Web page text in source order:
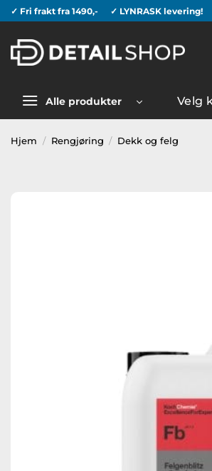
Skip
to
content
✓ Fri frakt fra 1490,- ✓ LYNRASK levering!
Alle produkter Velg
Hjem / Rengjøring / Dekk og felg